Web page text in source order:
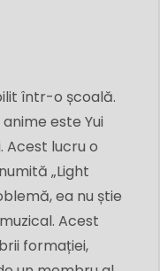
într-o școală.
este Yui
Acest lucru o
„Light
ea nu știe
Acest
formației,